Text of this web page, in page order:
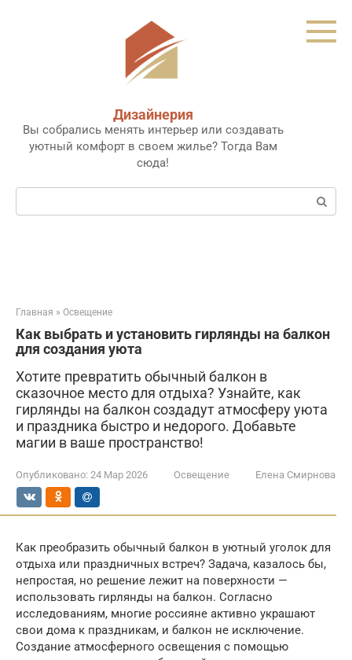
Дизайнерия
Вы собрались менять интерьер или создавать
уютный комфорт в своем жилье? Тогда Вам
сюда!
Поиск:
Главная » Освещение
Как выбрать и установить гирлянды на балкон
для создания уюта
Хотите превратить обычный балкон в
сказочное место для отдыха? Узнайте, как
гирлянды на балкон создадут атмосферу уюта
и праздника быстро и недорого. Добавьте
магии в ваше пространство!
Опубликовано: 24 Мар 2026 Освещение Елена Смирнова
Как преобразить обычный балкон в уютный уголок для
отдыха или праздничных встреч? Задача, казалось бы,
непростая, но решение лежит на поверхности —
использовать гирлянды на балкон. Согласно
исследованиям, многие россияне активно украшают
свои дома к праздникам, и балкон не исключение.
Создание атмосферного освещения с помощью